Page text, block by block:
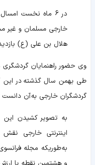
خارجی مسلمان و غیر
هلال بن علی (ع)
طی بهمن سال گذشته در این
گردشگران خارجی به آن دانست
به تصویر کشیدن این
اینترنتی خارجی
به‌طوریکه مجله